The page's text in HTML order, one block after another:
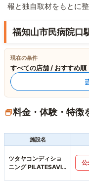
報と独自取材をもとに整
福知山市民病院口
現在の条件
すべての店舗 / おすすめ順
料金・体験・特徴
施設名
ツタヤコンディショ
ニング PILATESAVIX
公